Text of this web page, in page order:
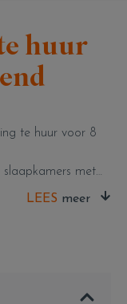
huur
te huur voor 8
slaapkamers met
ingerichte keuken
LEES